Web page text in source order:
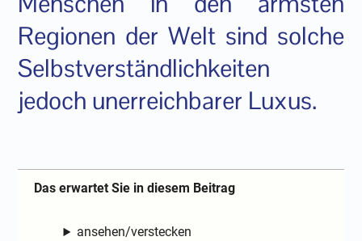
Regionen der Welt sind solche
Selbstverständlichkeiten
jedoch unerreichbarer Luxus.
Das erwartet Sie in diesem Beitrag
ansehen/verstecken